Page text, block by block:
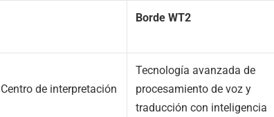
Borde WT2
de interpretación
Tecnología avanzada de
procesamiento de voz y
traducción con inteligencia